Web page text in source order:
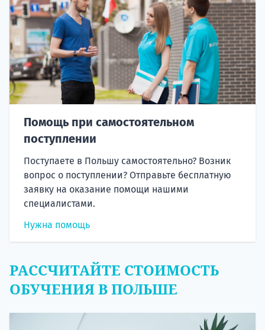
Помощь при самостоятельном
поступлении
Поступаете в Польшу самостоятельно? Возник
вопрос о поступлении? Отправьте бесплатную
заявку на оказание помощи нашими
специалистами.
Нужна помощь
РАССЧИТАЙТЕ СТОИМОСТЬ
ОБУЧЕНИЯ В ПОЛЬШЕ